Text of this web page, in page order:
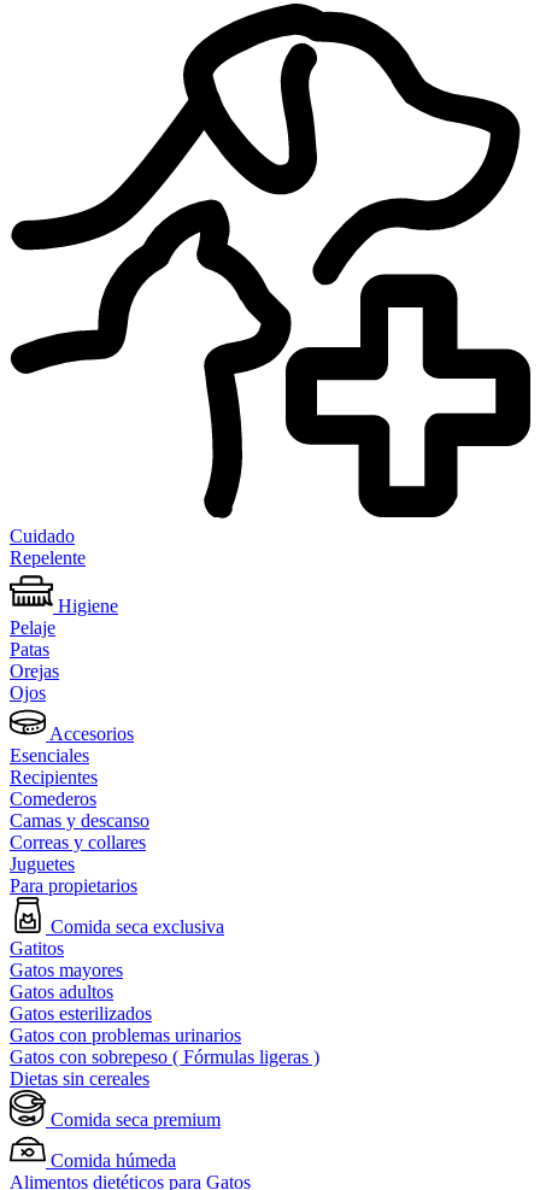
Cuidado
Repelente
Higiene
Pelaje
Patas
Orejas
Ojos
Accesorios
Esenciales
Recipientes
Comederos
Camas y descanso
Correas y collares
Juguetes
Para propietarios
Comida seca exclusiva
Gatitos
Gatos mayores
Gatos adultos
Gatos esterilizados
Gatos con problemas urinarios
Gatos con sobrepeso ( Fórmulas ligeras )
Dietas sin cereales
Comida seca premium
Comida húmeda
Alimentos dietéticos para Gatos